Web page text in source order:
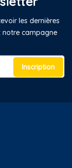
les dernières
notre campagne
Inscription